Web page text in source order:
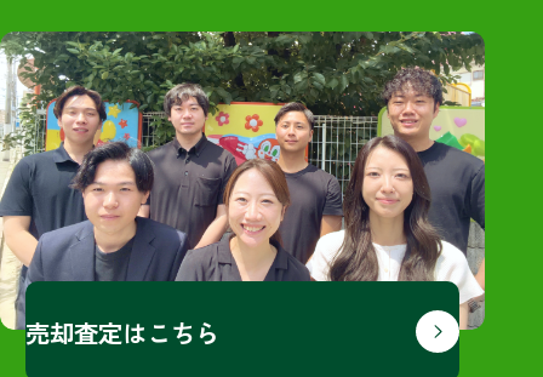
売却査定はこちら